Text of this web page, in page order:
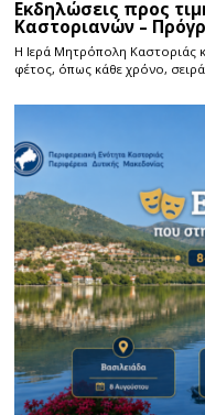
Εκδηλώσεις προς
Καστοριανών –
Η Ιερά Μητρόπολη Καστοριάς
φέτος, όπως κάθε χρόνο,